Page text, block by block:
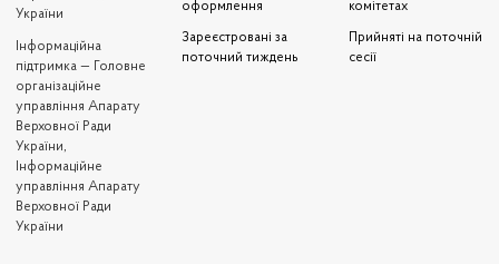
України
Iнформаційна
підтримка — Головне
організаційне
управління Апарату
Верховної Ради
України,
Інформаційне
управління Апарату
Верховної Ради
України
оформлення
Зареєстровані за
поточний тиждень
комітетах
Прийняті на поточній
сесії